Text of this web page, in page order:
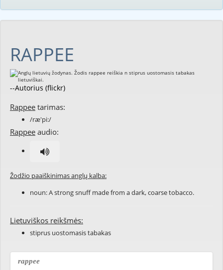
RAPPEE
--Autorius (flickr)
Rappee tarimas:
/ræ'pi:/
Rappee audio:
Žodžio paaiškinimas anglų kalba:
noun: A strong snuff made from a dark, coarse tobacco.
Lietuviškos reikšmės:
stiprus uostomasis tabakas
rappee